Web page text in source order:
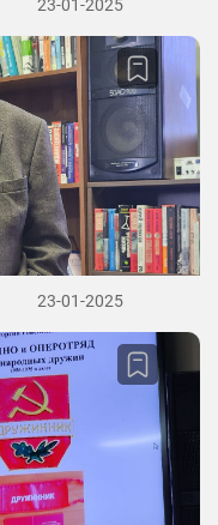
23-01-2025
23-01-2025